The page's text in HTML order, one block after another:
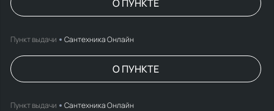
О ПУНКТЕ
Пункт выдачи Сантехника Онлайн
О ПУНКТЕ
Пункт выдачи Сантехника Онлайн